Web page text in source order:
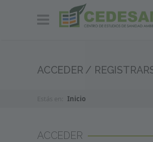
ACCEDER /
Inicio
ACCEDER